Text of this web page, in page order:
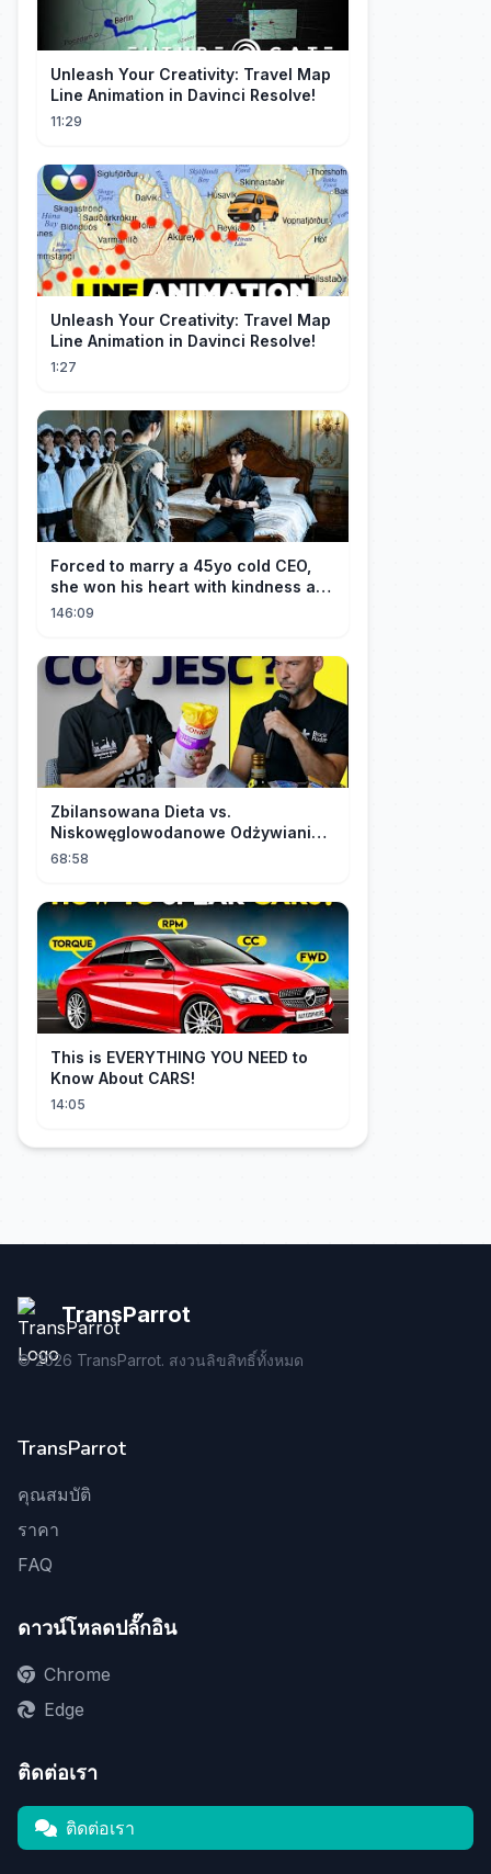
Unleash Your Creativity: Travel Map
Line Animation in Davinci Resolve!
11:29
Unleash Your Creativity: Travel Map
Line Animation in Davinci Resolve!
1:27
Forced to marry a 45yo cold CEO,
she won his heart with kindness and
was spoiled daily!
146:09
Zbilansowana Dieta vs.
Niskowęglowodanowe Odżywianie:
Kto Ma Rację?
68:58
This is EVERYTHING YOU NEED to
Know About CARS!
14:05
TransParrot
©2026 TransParrot. สงวนลิขสิทธิ์ทั้งหมด
TransParrot
คุณสมบัติ
ราคา
FAQ
ดาวน์โหลดปลั๊กอิน
Chrome
Edge
ติดต่อเรา
ติดต่อเรา